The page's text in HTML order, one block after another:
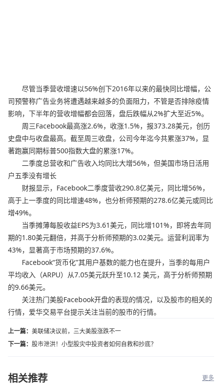
尽管当季营收增速以56%创下2016年以来的最快同比增幅，公
司预警称广告业务将遭遇越来越多的负面阻力，不管是否排除疫情
影响，下半年的营收增幅都会回落，盘后跌幅从2%扩大至近5%。
周三Facebook最高涨2.6%，收涨1.5%，报373.28美元，创历
史盘中与收盘最高。截至周三收盘，公司今年迄今共累涨37%，显
著跑赢同期标普500指数大盘的累涨17%。
二季度总营收和广告收入均同比大增56%，但美国市场日活用
户五季没有增长
财报显示，Facebook二季度营收290.8亿美元，同比增56%，
高于上一季度的同比增速48%，也分析师预期的278.6亿美元或同比
增49%。
当季摊薄每股收益EPS为3.61美元，同比增101%，即将去年同
期的1.80美元翻倍，并高于分析师预期的3.02美元。运营利润率为
43%，显著高于市场预期的37.6%。
Facebook“货币化”其用户基数的能力也在提升，当季的每用户
平均收入（ARPU）从7.05美元跃升至10.12 美元，高于分析师预期
的9.66美元。
关注热门美股Facebook开盘的表现的情况，以及股市的相关的
行情，爱华交易平台提示关注当前的股市的行情。
上一篇： 美联储决议前，三大美股涨跌不一
下一篇： 股市泄洪！小型股灾中投资者如何自救和抄底？
相关推荐 更多